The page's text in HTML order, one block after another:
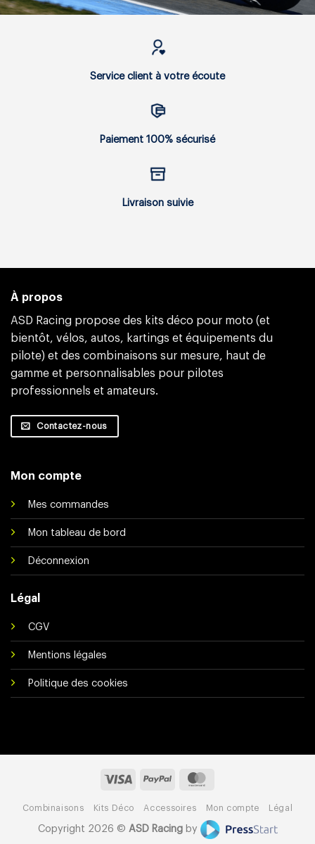
Service client à votre écoute
Paiement 100% sécurisé
Livraison suivie
À propos
ASD Racing propose des kits déco pour moto (et
bientôt, vélos, autos, kartings et équipements du
pilote) et des combinaisons sur mesure, haut de
gamme et personnalisables pour pilotes
professionnels et amateurs.
Contactez-nous
Mon compte
Mes commandes
Mon tableau de bord
Déconnexion
Légal
CGV
Mentions légales
Politique des cookies
Visa PayPal
Combinaisons Kits Déco Accessoires Mon compte Légal
Copyright 2026 © ASD Racingby